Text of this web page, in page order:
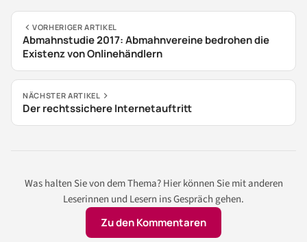
VORHERIGER ARTIKEL
Abmahnstudie 2017: Abmahnvereine bedrohen die
Existenz von Onlinehändlern
NÄCHSTER ARTIKEL
Der rechtssichere Internetauftritt
Was halten Sie von dem Thema? Hier können Sie mit anderen
Leserinnen und Lesern ins Gespräch gehen.
Zu den Kommentaren